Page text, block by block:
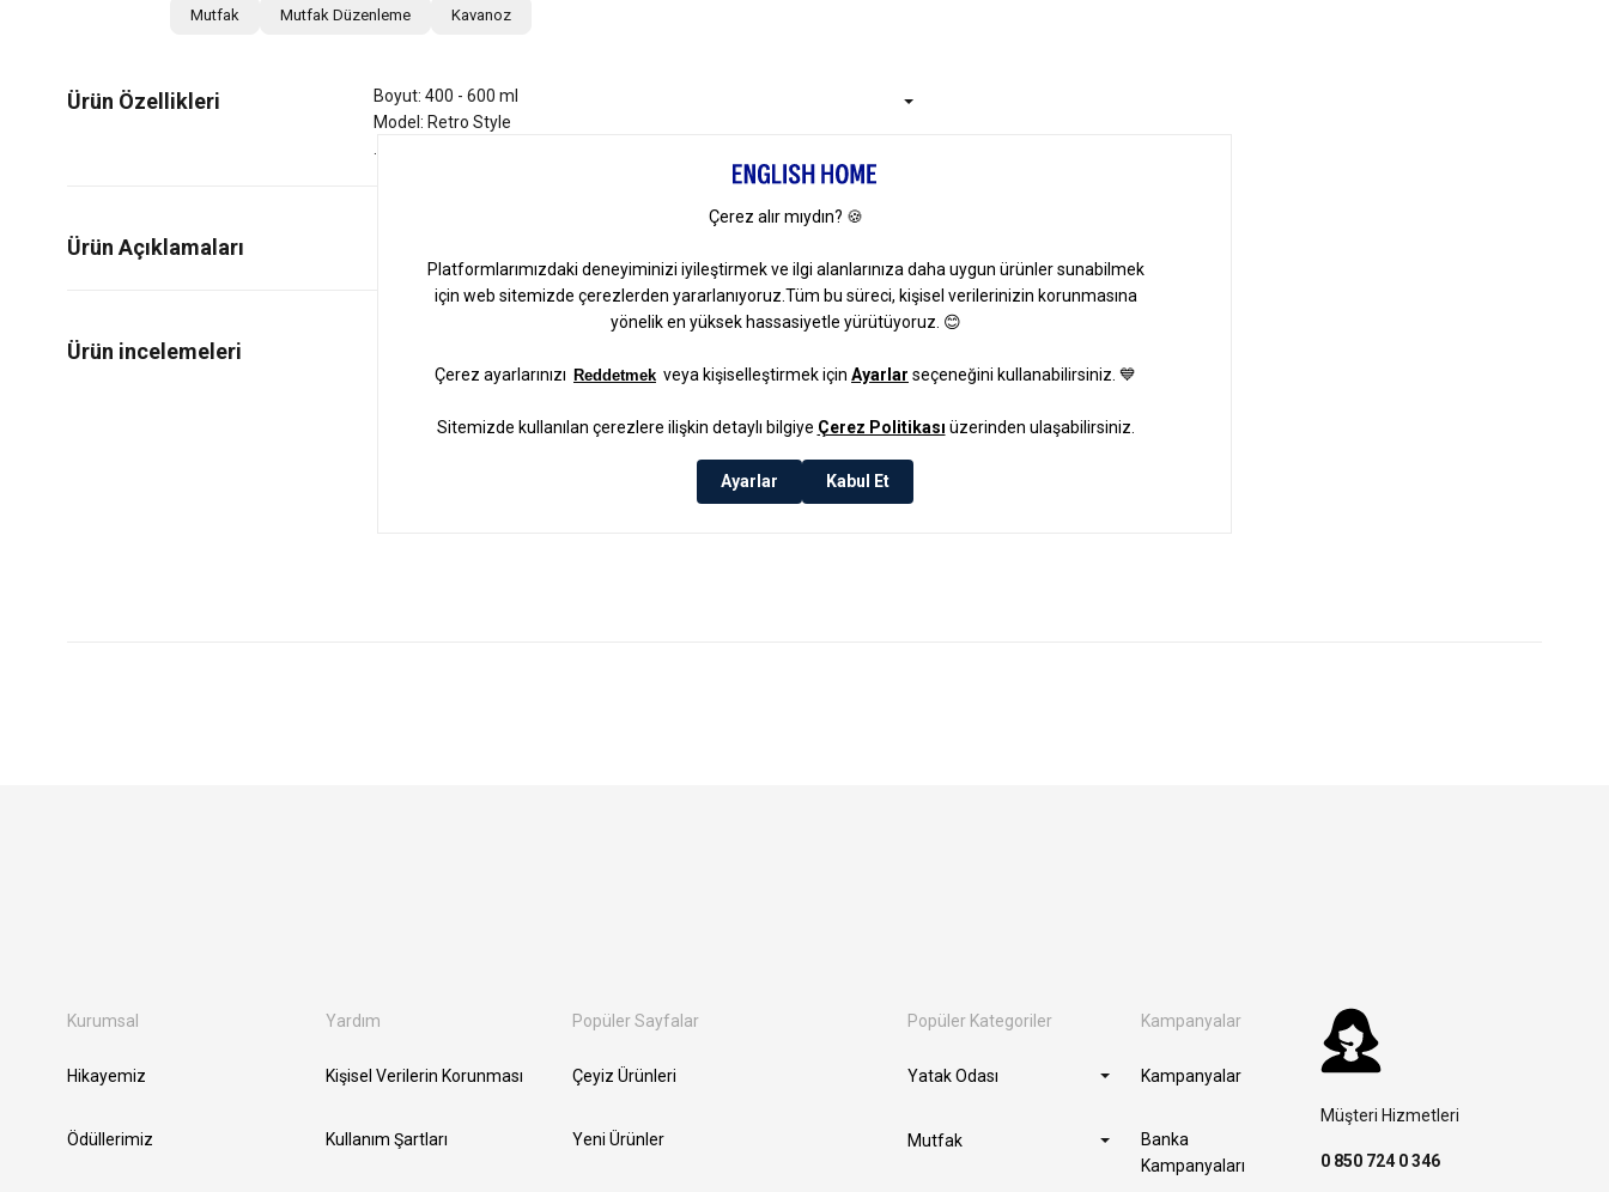
Mutfak Mutfak Düzenleme Kavanoz
Ürün Özellikleri
Boyut: 400 - 600 ml
Model: Retro Style
Ürün Açıklamaları
Kurumsal
Hikayemiz
Ödüllerimiz
Yardım
Kişisel Verilerin Korunması
Kullanım Şartları
Popüler Sayfalar
Çeyiz Ürünleri
Yeni Ürünler
Popüler Kategoriler
Yatak Odası
Mutfak
Kampanyalar
Kampanyalar
Banka
Kampanyaları
Müşteri Hizmetleri
0 850 724 0 346